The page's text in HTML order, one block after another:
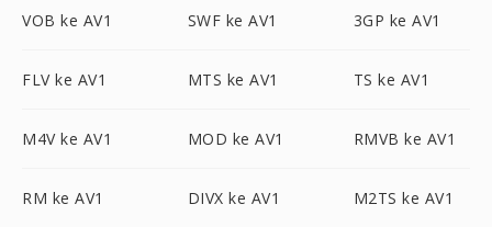
VOB ke AV1 SWF ke AV1 3GP ke AV1
FLV ke AV1 MTS ke AV1 TS ke AV1
M4V ke AV1 MOD ke AV1 RMVB ke AV1
RM ke AV1 DIVX ke AV1 M2TS ke AV1